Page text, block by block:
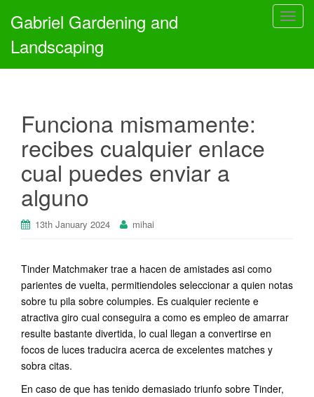
T
g
Gabriel Gardening and
Landscaping
Funciona mismamente:
recibes cualquier enlace
cual puedes enviar a
alguno
13th January 2024 mihai
Tinder Matchmaker trae a hacen de amistades asi­ como
parientes de vuelta, permitiendoles seleccionar a quien notas
sobre tu pila sobre columpies. Es cualquier reciente e
atractiva giro cual conseguira a como es empleo de amarrar
resulte bastante divertida, lo cual llegan a convertirse en
focos de luces traducira acerca de excelentes matches y
sobra citas.
En caso de que has tenido demasiado triunfo sobre Tinder,